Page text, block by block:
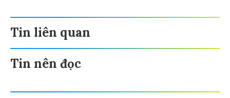
Tin liên quan
Tin nên đọc